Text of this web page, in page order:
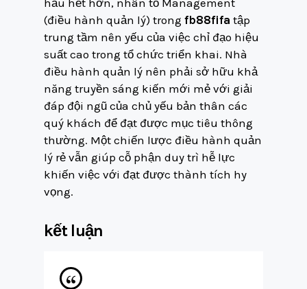
hầu hết hơn, nhân tố Management
(điều hành quản lý) trong fb88fifa tập
trung tầm nên yếu của việc chỉ đạo hiệu
suất cao trong tổ chức triển khai. Nhà
điều hành quản lý nên phải sở hữu khả
năng truyền sáng kiến mới mẻ với giải
đáp đội ngũ của chủ yếu bản thân các
quý khách để đạt được mục tiêu thông
thường. Một chiến lược điều hành quản
lý rẻ vẫn giúp cỗ phận duy trì hễ lực
khiến việc với đạt được thành tích hy
vọng.
kết luận